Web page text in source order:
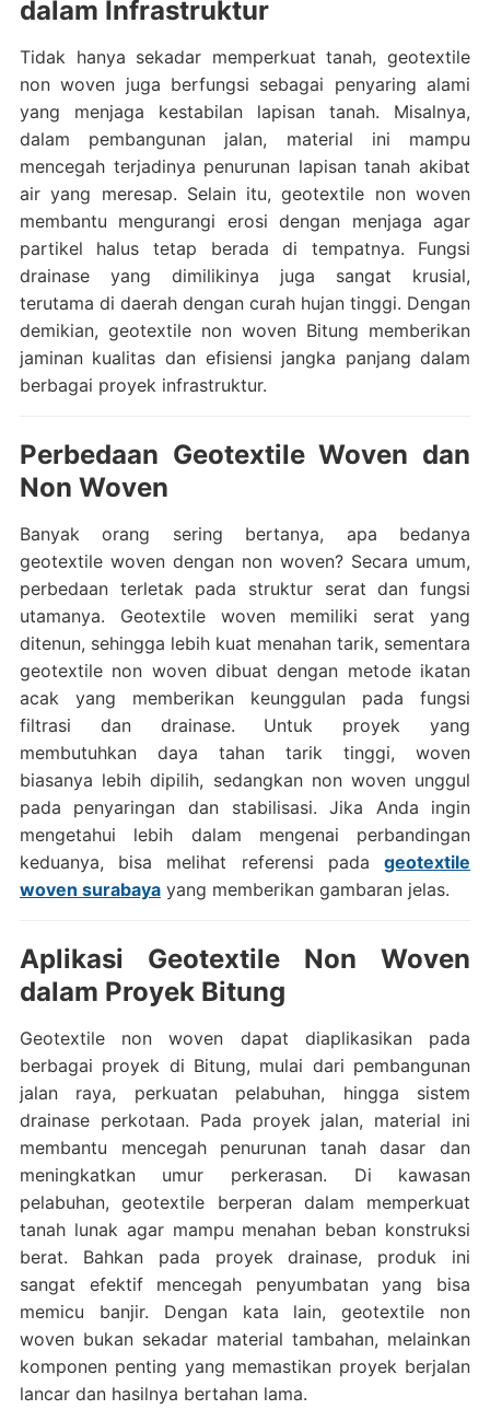
dalam Infrastruktur
Tidak hanya sekadar memperkuat tanah, geotextile
non woven juga berfungsi sebagai penyaring alami
yang menjaga kestabilan lapisan tanah. Misalnya,
dalam pembangunan jalan, material ini mampu
mencegah terjadinya penurunan lapisan tanah akibat
air yang meresap. Selain itu, geotextile non woven
membantu mengurangi erosi dengan menjaga agar
partikel halus tetap berada di tempatnya. Fungsi
drainase yang dimilikinya juga sangat krusial,
terutama di daerah dengan curah hujan tinggi. Dengan
demikian, geotextile non woven Bitung memberikan
jaminan kualitas dan efisiensi jangka panjang dalam
berbagai proyek infrastruktur.
Perbedaan Geotextile Woven dan
Non Woven
Banyak orang sering bertanya, apa bedanya
geotextile woven dengan non woven? Secara umum,
perbedaan terletak pada struktur serat dan fungsi
utamanya. Geotextile woven memiliki serat yang
ditenun, sehingga lebih kuat menahan tarik, sementara
geotextile non woven dibuat dengan metode ikatan
acak yang memberikan keunggulan pada fungsi
filtrasi dan drainase. Untuk proyek yang
membutuhkan daya tahan tarik tinggi, woven
biasanya lebih dipilih, sedangkan non woven unggul
pada penyaringan dan stabilisasi. Jika Anda ingin
mengetahui lebih dalam mengenai perbandingan
keduanya, bisa melihat referensi padageotextile
woven surabayayang memberikan gambaran jelas.
Aplikasi Geotextile Non Woven
dalam Proyek Bitung
Geotextile non woven dapat diaplikasikan pada
berbagai proyek di Bitung, mulai dari pembangunan
jalan raya, perkuatan pelabuhan, hingga sistem
drainase perkotaan. Pada proyek jalan, material ini
membantu mencegah penurunan tanah dasar dan
meningkatkan umur perkerasan. Di kawasan
pelabuhan, geotextile berperan dalam memperkuat
tanah lunak agar mampu menahan beban konstruksi
berat. Bahkan pada proyek drainase, produk ini
sangat efektif mencegah penyumbatan yang bisa
memicu banjir. Dengan kata lain, geotextile non
woven bukan sekadar material tambahan, melainkan
komponen penting yang memastikan proyek berjalan
lancar dan hasilnya bertahan lama.